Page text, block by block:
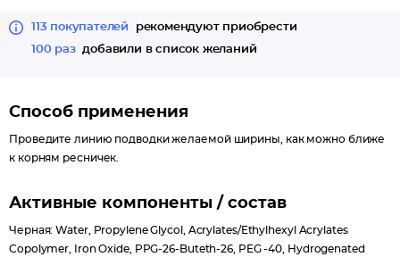
113 покупателей
рекомендуют приобрести
100 раз добавили в список желаний
Способ применения
Проведите линию подводки желаемой ширины, как можно ближе
к корням ресничек.
Активные компоненты / состав
Черная: Water, Propylene Glycol, Acrylates/Ethylhexyl Acrylates
Copolymer, Iron Oxide, PPG-26-Buteth-26, PEG -40, Hydrogenated